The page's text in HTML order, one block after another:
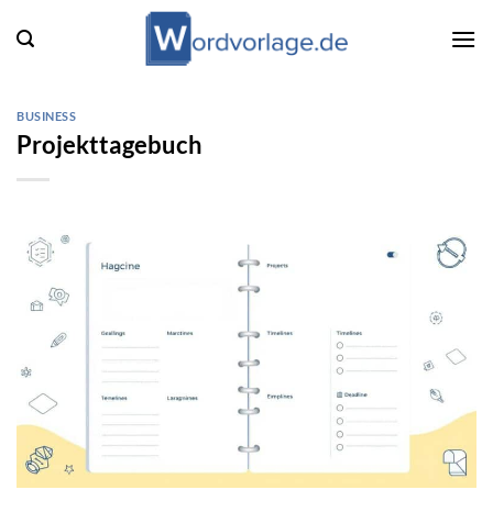
Inhalt
BUSINESS
Projekttagebuch